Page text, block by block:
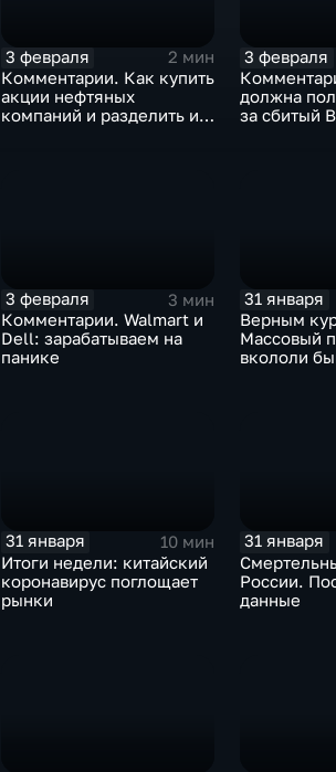
3 февраля
2 мин
Комментарии. Как купить
акции нефтяных
компаний и разделить их
3 февраля
должна
за сбитый
3 февраля
3 мин
Комментарии. Walmart и
Dell: зарабатываем на
панике
31 января
Верным
Массовый
вкололи
31 января
10 мин
Итоги недели: китайский
коронавирус поглощает
рынки
31 января
России.
данные